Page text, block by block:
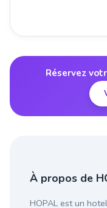
Réservez
À propos de
HOPAL est un